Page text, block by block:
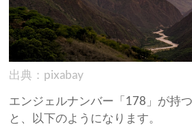
出典：pixabay
エンジェルナンバー「178」が持
と、以下のようになります。